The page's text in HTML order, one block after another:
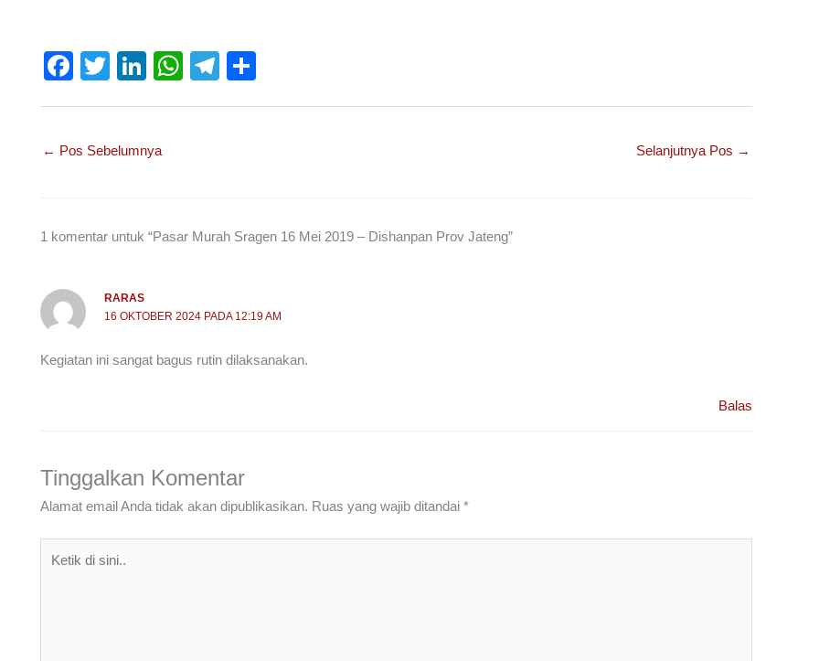
F
e
o
T
er
Li
e
W
p
T
← Pos Sebelumnya Selanjutnya Pos →
1 komentar untuk “Pasar Murah Sragen 16 Mei 2019 – Dishanpan Prov Jateng”
RARAS
16 OKTOBER 2024 PADA 12:19 AM
Kegiatan ini sangat bagus rutin dilaksanakan.
Balas
Tinggalkan Komentar
Alamat email Anda tidak akan dipublikasikan. Ruas yang wajib ditandai *